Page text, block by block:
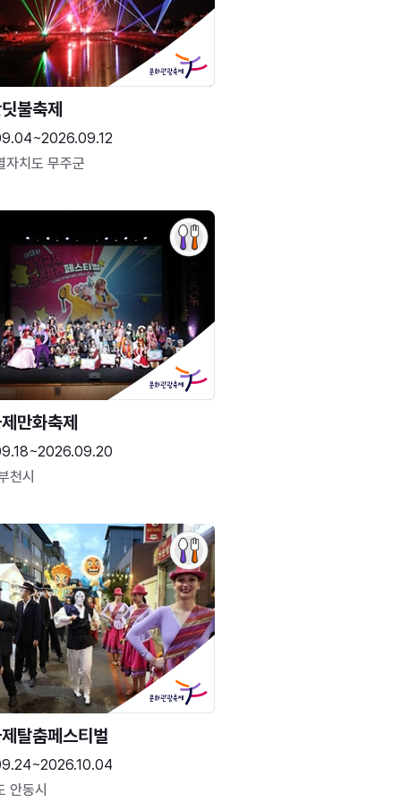
불축제
자치도 무주군
만화축제
천시
탈춤페스티벌
안동시